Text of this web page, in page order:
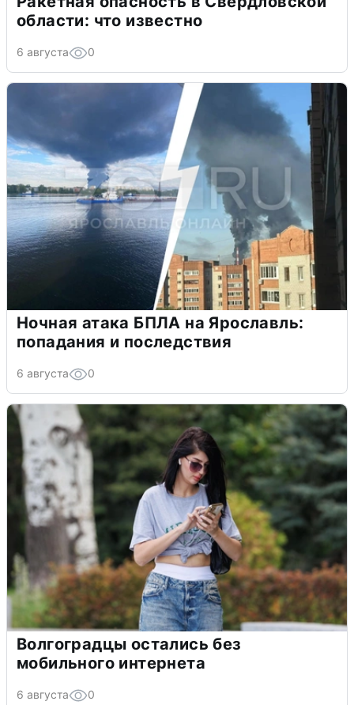
области: что известно
6 августа 0
Ночная атака БПЛА на Ярославль:
попадания и последствия
6 августа 0
Волгоградцы остались без
мобильного интернета
6 августа 0